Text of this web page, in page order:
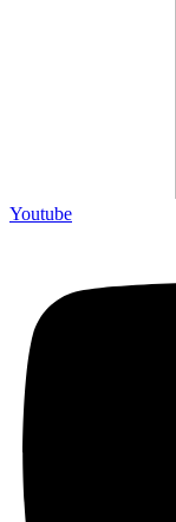
Youtube